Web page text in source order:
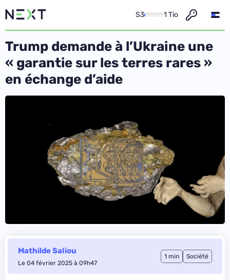
S3 1 Tio
Trump demande à l’Ukraine une
« garantie sur les terres rares »
en échange d’aide
Mathilde Saliou
Le 04 février 2025 à 09h47
1 min Société